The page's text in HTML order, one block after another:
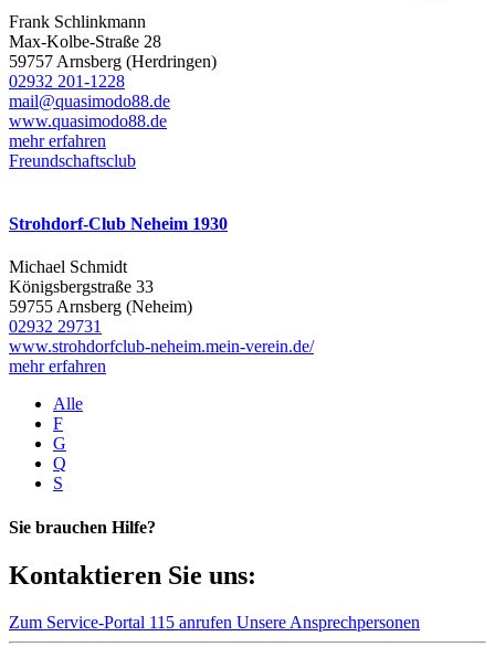
Frank Schlinkmann
Max-Kolbe-Straße 28
59757 Arnsberg (Herdringen)
02932 201-1228
mail@quasimodo88.de
www.quasimodo88.de
mehr erfahren
Freundschaftsclub
Strohdorf-Club Neheim 1930
Michael Schmidt
Königsbergstraße 33
59755 Arnsberg (Neheim)
02932 29731
www.strohdorfclub-neheim.mein-verein.de/
mehr erfahren
Alle
F
G
Q
S
Sie brauchen Hilfe?
Kontaktieren Sie uns:
Zum Service-Portal 115 anrufen Unsere Ansprechpersonen